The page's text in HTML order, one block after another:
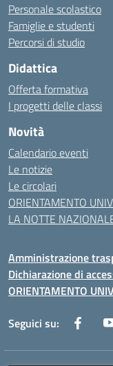
Personale scolastico
Famiglie e studenti
Percorsi di studio
Didattica
Offerta formativa
I progetti delle classi
Novità
Calendario eventi
Le notizie
Le circolari
ORIENTAMENTO
LA NOTTE
Amministrazione
Dichiarazione di
ORIENTAMENTO
Seguici su: